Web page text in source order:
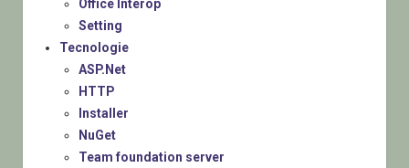
Office Interop
Setting
Tecnologie
ASP.Net
HTTP
Installer
NuGet
Team foundation server